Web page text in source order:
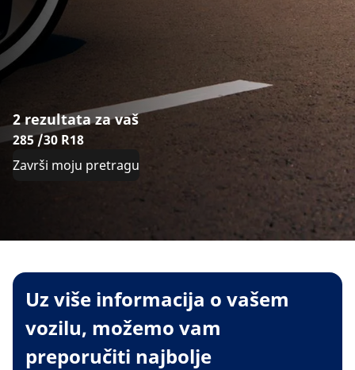
2 rezultata za vaš
285 /30 R18
Završi moju pretragu
Uz više informacija o vašem
vozilu, možemo vam
preporučiti najbolje